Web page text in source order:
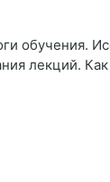
обучения.
лекций.